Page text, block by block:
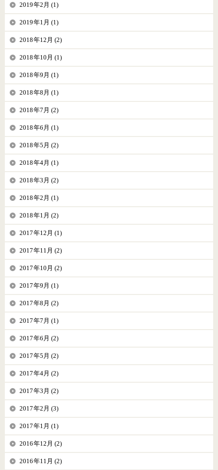
2019年2月 (1)
2019年1月 (1)
2018年12月 (2)
2018年10月 (1)
2018年9月 (1)
2018年8月 (1)
2018年7月 (2)
2018年6月 (1)
2018年5月 (2)
2018年4月 (1)
2018年3月 (2)
2018年2月 (1)
2018年1月 (2)
2017年12月 (1)
2017年11月 (2)
2017年10月 (2)
2017年9月 (1)
2017年8月 (2)
2017年7月 (1)
2017年6月 (2)
2017年5月 (2)
2017年4月 (2)
2017年3月 (2)
2017年2月 (3)
2017年1月 (1)
2016年12月 (2)
2016年11月 (2)